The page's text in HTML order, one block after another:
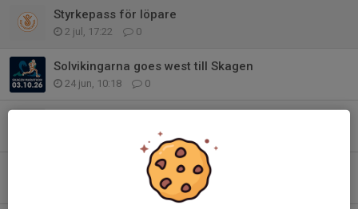
Styrkepass för löpare
2 jul, 17:22 0
Solvikingarna goes west till Skagen
24 jun, 10:18 0
Sommarträningen
0